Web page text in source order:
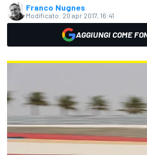
Franco Nugnes
Modificato: 20 apr 2017, 16:41
AGGIUNGI COME